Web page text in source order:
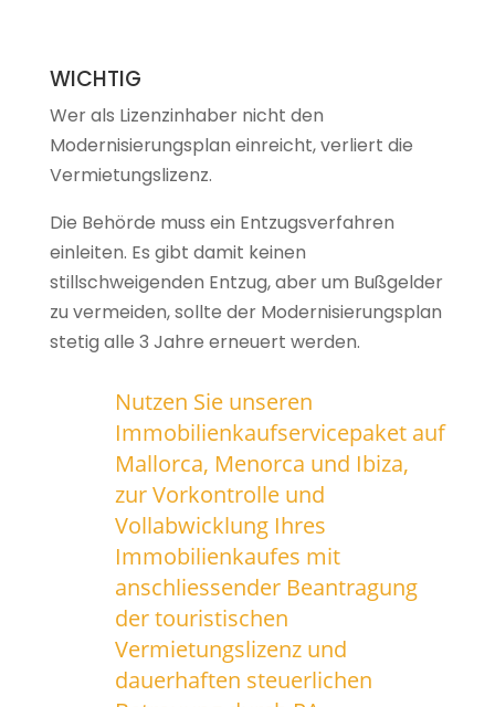
WICHTIG
Wer als Lizenzinhaber nicht den
Modernisierungsplan einreicht, verliert die
Vermietungslizenz.
Die Behörde muss ein Entzugsverfahren
einleiten. Es gibt damit keinen
stillschweigenden Entzug, aber um Bußgelder
zu vermeiden, sollte der Modernisierungsplan
stetig alle 3 Jahre erneuert werden.
Nutzen Sie unseren
Immobilienkaufservicepaketauf
Mallorca, Menorca und Ibiza,
zur Vorkontrolle und
Vollabwicklung Ihres
Immobilienkaufes mit
anschliessender Beantragung
der touristischen
Vermietungslizenz und
dauerhaften steuerlichen